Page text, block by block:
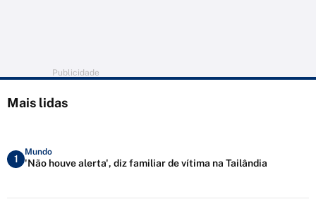
Publicidade
Mais lidas
1
Mundo
'Não houve alerta', diz familiar de vítima na Tailândia